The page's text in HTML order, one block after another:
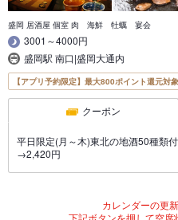
盛岡 居酒屋 個室 肉 海鮮 牡蠣 宴会
3001～4000円
盛岡駅 南口|盛岡大通内
【アプリ予約限定】最大800ポイント還元対
クーポン
平日限定(月～木)東北の地酒50種類
→2,420円
カレンダーの更